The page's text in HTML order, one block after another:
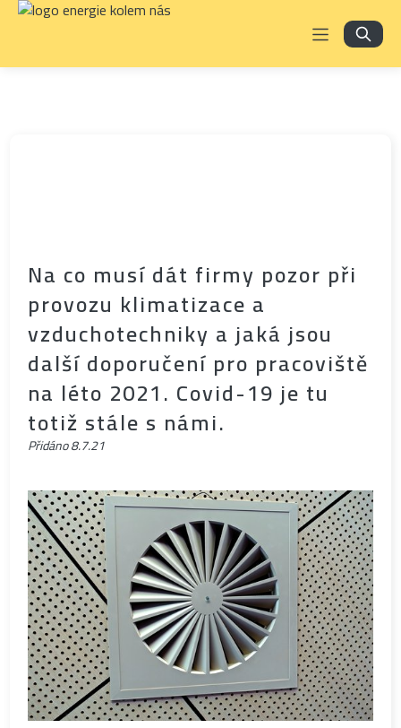
Na co musí dát firmy pozor při
provozu klimatizace a
vzduchotechniky a jaká jsou
další doporučení pro pracoviště
na léto 2021. Covid-19 je tu
totiž stále s námi.
Přidáno8.7.21